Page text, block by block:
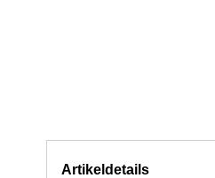
Artikeldetails